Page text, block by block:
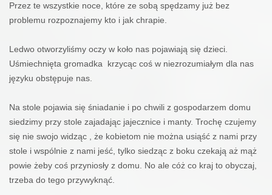
Przez te wszystkie noce, które ze sobą spędzamy już bez
problemu rozpoznajemy kto i jak chrapie.
Ledwo otworzyliśmy oczy w koło nas pojawiają się dzieci.
Uśmiechnięta gromadka
krzycąc coś w niezrozumiałym dla nas
języku obstępuje nas.
Na stole pojawia się śniadanie i po chwili z gospodarzem domu
siedzimy przy stole zajadając jajecznice i manty. Trochę czujemy
się nie swojo widząc , że kobietom nie można usiąść z nami przy
stole i wspólnie z nami jeść, tylko siedząc z boku czekają aż mąż
powie żeby coś przyniosły z domu. No ale cóż co kraj to obyczaj,
trzeba do tego przywyknąć.